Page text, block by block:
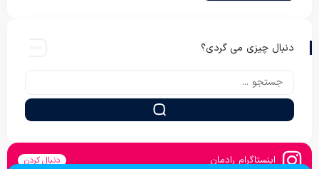
دنبال چیزی می گردی؟
اینستاگرام رادمان دنبال کردن